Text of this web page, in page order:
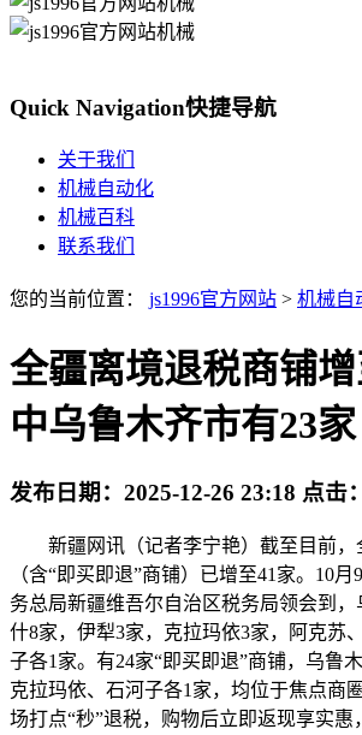
Quick Navigation快捷导航
关于我们
机械自动化
机械百科
联系我们
您的当前位置： js1996官方网站 > 机械自
全疆离境退税商铺
中乌鲁木齐市有23家
发布日期： 2025-12-26 23:18 点击：
新疆网讯（记者李宁艳）截至目前，
（含“即买即退”商铺）已增至41家。10
务总局新疆维吾尔自治区税务局领会到
什8家，伊犁3家，克拉玛依3家，阿克苏
子各1家。有24家“即买即退”商铺，乌鲁
克拉玛依、石河子各1家，均位于焦点商
场打点“秒”退税，购物后立即返现享实